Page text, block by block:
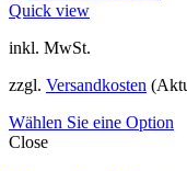
Quick view
inkl. MwSt.
zzgl. Versandkosten
Wählen Sie eine Option
Close